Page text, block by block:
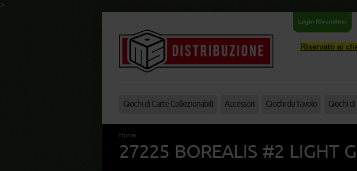
>
Login Rivenditori
Riservato ai
Giochi di Carte Collezionabili Accessori Giochi da Tavolo Giochi
Home
27225 BOREALIS #2 LIGHT